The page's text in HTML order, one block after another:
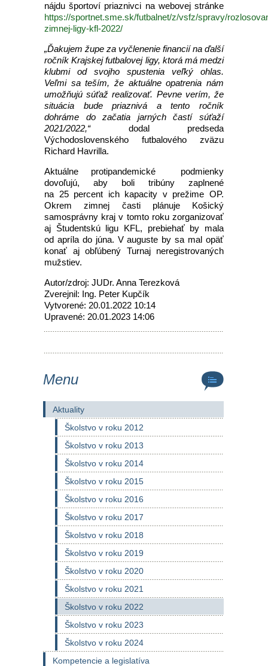
nájdu športoví priaznivci na webovej stránke
https://sportnet.sme.sk/futbalnet/z/vsfz/spravy/
zimnej-ligy-kfl-2022/
„Ďakujem župe za vyčlenenie financií na ďalší
ročník Krajskej futbalovej ligy, ktorá má medzi
klubmi od svojho spustenia veľký ohlas.
Veľmi sa teším, že aktuálne opatrenia nám
umožňujú súťaž realizovať. Pevne verím, že
situácia bude priaznivá a tento ročník
dohráme do začatia jarných častí súťaží
2021/2022,“dodal predseda
Východoslovenského futbalového zväzu
Richard Havrilla.
Aktuálne protipandemické podmienky
dovoľujú, aby boli tribúny zaplnené
na 25 percent ich kapacity v prežime OP.
Okrem zimnej časti plánuje Košický
samosprávny kraj v tomto roku zorganizovať
aj Študentskú ligu KFL, prebiehať by mala
od apríla do júna. V auguste by sa mal opäť
konať aj obľúbený Turnaj neregistrovaných
mužstiev.
Autor/zdroj: JUDr. Anna Terezková
Zverejnil: Ing. Peter Kupčík
Vytvorené: 20.01.2022 10:14
Upravené: 20.01.2023 14:06
Menu
Aktuality
Školstvo v roku 2012
Školstvo v roku 2013
Školstvo v roku 2014
Školstvo v roku 2015
Školstvo v roku 2016
Školstvo v roku 2017
Školstvo v roku 2018
Školstvo v roku 2019
Školstvo v roku 2020
Školstvo v roku 2021
Školstvo v roku 2022
Školstvo v roku 2023
Školstvo v roku 2024
Kompetencie a legislatíva